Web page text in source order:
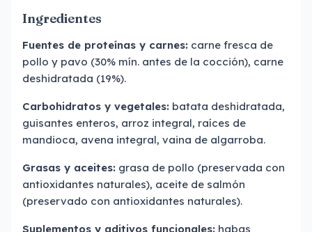
Ingredientes
Fuentes de proteínas y carnes: carne fresca de
pollo y pavo (30% mín. antes de la cocción), carne
deshidratada (19%).
Carbohidratos y vegetales: batata deshidratada,
guisantes enteros, arroz integral, raíces de
mandioca, avena integral, vaina de algarroba.
Grasas y aceites: grasa de pollo (preservada con
antioxidantes naturales), aceite de salmón
(preservado con antioxidantes naturales).
Suplementos y aditivos funcionales: habas